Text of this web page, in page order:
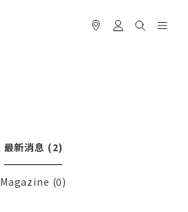
最新消息 (2)
Magazine (0)